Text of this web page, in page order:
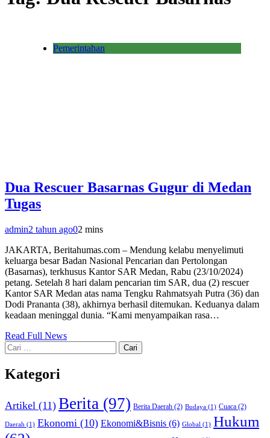
Pemerintahan
Dua Rescuer Basarnas Gugur di Medan
Tugas
admin2 tahun ago02 mins
JAKARTA, Beritahumas.com – Mendung kelabu menyelimuti
keluarga besar Badan Nasional Pencarian dan Pertolongan
(Basarnas), terkhusus Kantor SAR Medan, Rabu (23/10/2024)
petang. Setelah 8 hari dalam pencarian tim SAR, dua (2) rescuer
Kantor SAR Medan atas nama Tengku Rahmatsyah Putra (36) dan
Dodi Prananta (38), akhirnya berhasil ditemukan. Keduanya dalam
keadaan meninggal dunia. “Kami menyampaikan rasa…
Read Full News
Cari
untuk:
Kategori
Artikel (11) Berita (97) Berita Daerah (2) Budaya (1) Cuaca (2)
Daerah (1) Ekonomi (10) Ekonomi&Bisnis (6) Global (1) Hukum